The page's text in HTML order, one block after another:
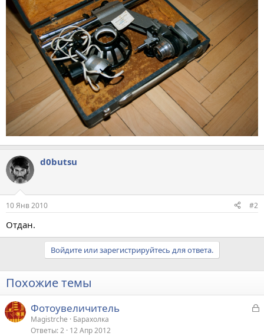
d0butsu
10 Янв 2010 #2
Отдан.
Войдите или зарегистрируйтесь для ответа.
Похожие темы
З
Фотоувеличитель
Magistrche
Барахолка
Ответы 2 12 Апр 2012